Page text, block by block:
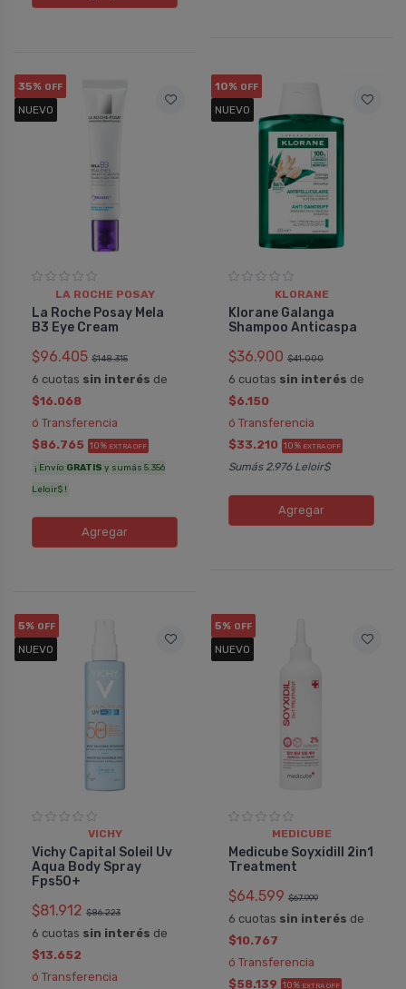
35% OFF
NUEVO
LA ROCHE POSAY
La Roche Posay Mela
B3 Eye Cream
$96.405 $148.315
6 cuotas sin interés de
$16.068
ó Transferencia
$86.765 10% EXTRA OFF
¡ Envío GRATIS y sumás 5.356
Leloir$ !
Agregar
10% OFF
NUEVO
KLORANE
Klorane Galanga
Shampoo Anticaspa
$36.900 $41.000
6 cuotas sin interés de
$6.150
ó Transferencia
$33.210 10% EXTRA OFF
Sumás 2.976 Leloir$
Agregar
5% OFF
NUEVO
VICHY
Vichy Capital Soleil Uv
Aqua Body Spray
Fps50+
$81.912 $86.223
6 cuotas sin interés de
$13.652
ó Transferencia
5% OFF
NUEVO
MEDICUBE
Medicube Soyxidill 2in1
Treatment
$64.599 $67.999
6 cuotas sin interés de
$10.767
ó Transferencia
$58.139 10% EXTRA OFF